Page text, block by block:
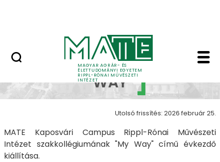
MAGYAR AGRÁR- ÉS
ÉLETTUDOMÁNYI EGYETEM
RIPPL-RÓNAI MŰVÉSZETI
INTÉZET
MY WAY - MY WAY -
MY
WAY
Utolsó frissítés: 2026 február 25.
MATE Kaposvári Campus Rippl-Rónai Művészeti
Intézet szakkollégiumának "My Way" című évkezdő
kiállítása.